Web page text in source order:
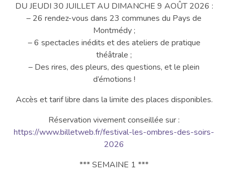
DU JEUDI 30 JUILLET AU DIMANCHE 9 AOÛT 2026 :
– 26 rendez-vous dans 23 communes du Pays de
Montmédy ;
– 6 spectacles inédits et des ateliers de pratique
théâtrale ;
– Des rires, des pleurs, des questions, et le plein
d’émotions !
Accès et tarif libre dans la limite des places disponibles.
Réservation vivement conseillée sur :
https://www.billetweb.fr/festival-les-ombres-des-soirs-
2026
*** SEMAINE 1 ***